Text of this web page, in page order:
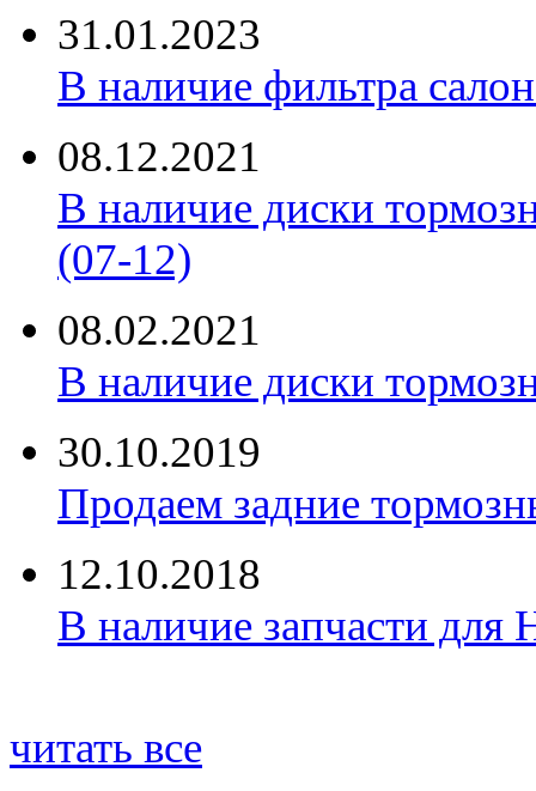
31.01.2023
В наличие фильтра
08.12.2021
В наличие диски
(07-12)
08.02.2021
В наличие диски
30.10.2019
Продаем задние
12.10.2018
В наличие запчасти для
читать все